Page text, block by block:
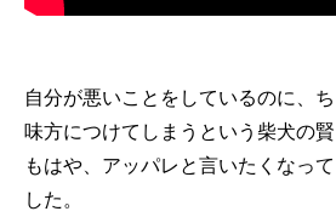
自分が悪いことをしているのに、
味方につけてしまうという柴犬の賢
もはや、アッパレと言いたくなっ
した。